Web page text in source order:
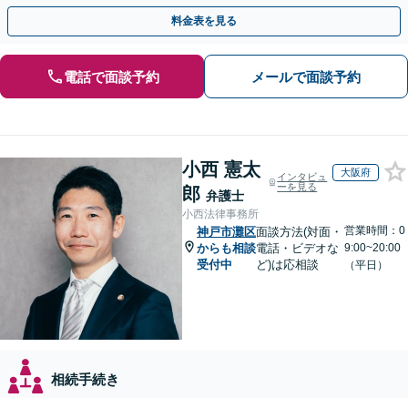
相談ください【他士業連携で登記・税も対応】
料金表を見る
電話で面談予約 メールで面談予約
小西 憲太
郎 弁護士
インタビュ
ーを見る
大阪府
小西法律事務所
神戸市灘区
からも相談
受付中
面談方法(対面・
電話・ビデオな
ど)は応相談
営業時間：0
9:00~20:00
（平日）
相続手続き